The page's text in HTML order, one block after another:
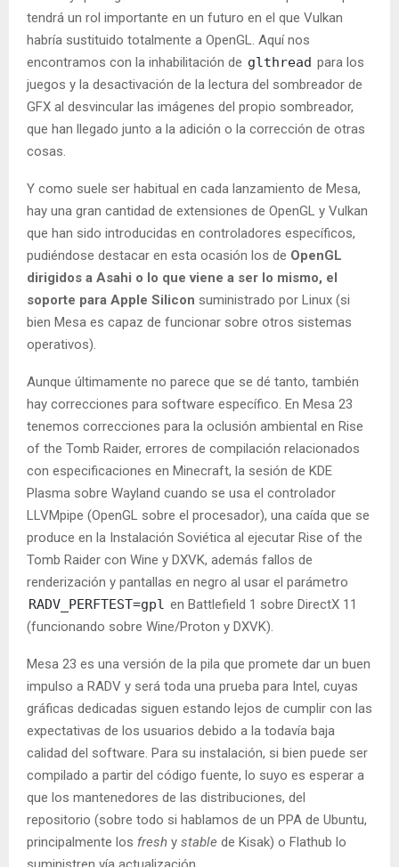
tendrá un rol importante en un futuro en el que Vulkan
habría sustituido totalmente a OpenGL. Aquí nos
encontramos con la inhabilitación de glthread para los
juegos y la desactivación de la lectura del sombreador de
GFX al desvincular las imágenes del propio sombreador,
que han llegado junto a la adición o la corrección de otras
cosas.
Y como suele ser habitual en cada lanzamiento de Mesa,
hay una gran cantidad de extensiones de OpenGL y Vulkan
que han sido introducidas en controladores específicos,
pudiéndose destacar en esta ocasión los de OpenGL
dirigidos a Asahi o lo que viene a ser lo mismo, el
soporte para Apple Silicon suministrado por Linux (si
bien Mesa es capaz de funcionar sobre otros sistemas
operativos).
Aunque últimamente no parece que se dé tanto, también
hay correcciones para software específico. En Mesa 23
tenemos correcciones para la oclusión ambiental en Rise
of the Tomb Raider, errores de compilación relacionados
con especificaciones en Minecraft, la sesión de KDE
Plasma sobre Wayland cuando se usa el controlador
LLVMpipe (OpenGL sobre el procesador), una caída que se
produce en la Instalación Soviética al ejecutar Rise of the
Tomb Raider con Wine y DXVK, además fallos de
renderización y pantallas en negro al usar el parámetro
RADV_PERFTEST=gpl en Battlefield 1 sobre DirectX 11
(funcionando sobre Wine/Proton y DXVK).
Mesa 23 es una versión de la pila que promete dar un buen
impulso a RADV y será toda una prueba para Intel, cuyas
gráficas dedicadas siguen estando lejos de cumplir con las
expectativas de los usuarios debido a la todavía baja
calidad del software. Para su instalación, si bien puede ser
compilado a partir del código fuente, lo suyo es esperar a
que los mantenedores de las distribuciones, del
repositorio (sobre todo si hablamos de un PPA de Ubuntu,
principalmente los fresh y stable de Kisak) o Flathub lo